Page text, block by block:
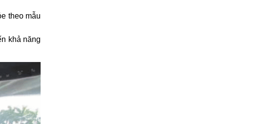
theo mẫu
khả năng